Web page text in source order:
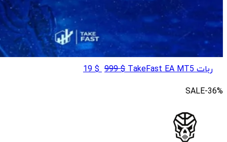
ربات TakeFast EA MT5 $
999
قیمت
$
19
قیمت
SALE-36%